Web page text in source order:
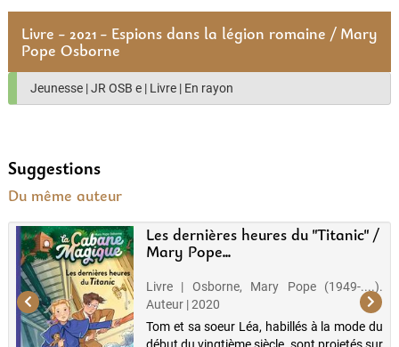
Livre - 2021 - Espions dans la légion romaine / Mary
Pope Osborne
Jeunesse |JR OSB e | Livre | En rayon
Suggestions
Du même auteur
Les dernières heures du "Titanic" /
Mary Pope...
Livre | Osborne, Mary Pope (1949-....).
Auteur | 2020
Tom et sa soeur Léa, habillés à la mode du